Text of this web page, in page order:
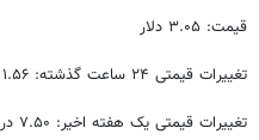
قیمت: ۳.۰۵ دلار
تغییرات قیمتی ۲۴ ساعت گذشته: ۱.۵۶ درصد افزایش
تغییرات قیمتی یک هفته اخیر: ۷.۵۰ درصد افزایش